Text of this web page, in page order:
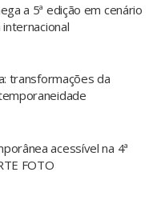
a 5ª edição em cenário
transformações da
acessível na 4ª
FOTO